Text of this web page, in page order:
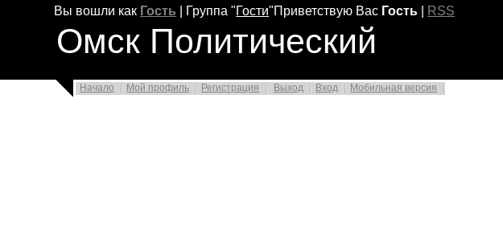
Вы вошли как Гость Группа "Гости"Приветствую Вас Гость RSS
Омск Политический
Начало Мой профиль Регистрация Выход Вход Мобильная версия